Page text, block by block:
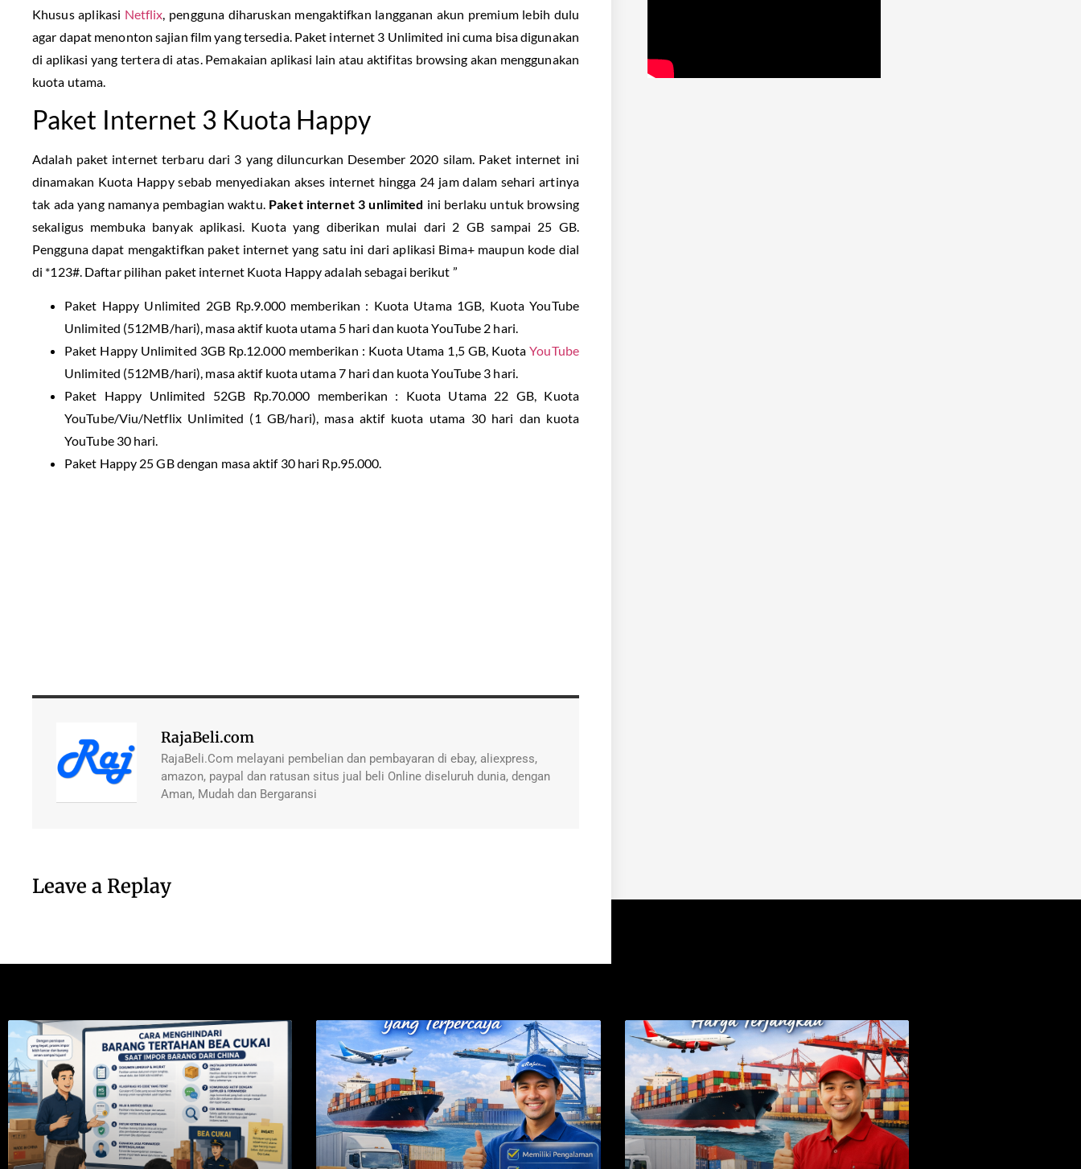
Khusus aplikasi Netflix , pengguna diharuskan mengaktifkan langganan akun premium lebih dulu
agar dapat menonton sajian film yang tersedia. Paket internet 3 Unlimited ini cuma bisa digunakan
di aplikasi yang tertera di atas. Pemakaian aplikasi lain atau aktifitas browsing akan menggunakan
kuota utama.
Paket Internet 3 Kuota Happy
Adalah paket internet terbaru dari 3 yang diluncurkan Desember 2020 silam. Paket internet ini
dinamakan Kuota Happy sebab menyediakan akses internet hingga 24 jam dalam sehari artinya
tak ada yang namanya pembagian waktu. Paket internet 3 unlimited ini berlaku untuk browsing
sekaligus membuka banyak aplikasi. Kuota yang diberikan mulai dari 2 GB sampai 25 GB.
Pengguna dapat mengaktifkan paket internet yang satu ini dari aplikasi Bima+ maupun kode dial
di *123#. Daftar pilihan paket internet Kuota Happy adalah sebagai berikut ”
Paket Happy Unlimited 2GB Rp.9.000 memberikan : Kuota Utama 1GB, Kuota YouTube
Unlimited (512MB/hari), masa aktif kuota utama 5 hari dan kuota YouTube 2 hari.
Paket Happy Unlimited 3GB Rp.12.000 memberikan : Kuota Utama 1,5 GB, KuotaYouTube
Unlimited (512MB/hari), masa aktif kuota utama 7 hari dan kuota YouTube 3 hari.
Paket Happy Unlimited 52GB Rp.70.000 memberikan : Kuota Utama 22 GB, Kuota
YouTube/Viu/Netflix Unlimited (1 GB/hari), masa aktif kuota utama 30 hari dan kuota
YouTube 30 hari.
Paket Happy 25 GB dengan masa aktif 30 hari Rp.95.000.
RajaBeli.com
RajaBeli.Com melayani pembelian dan pembayaran di ebay, aliexpress,
amazon, paypal dan ratusan situs jual beli Online diseluruh dunia, dengan
Aman, Mudah dan Bergaransi
Leave a Replay